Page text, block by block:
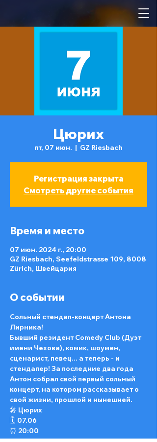
Цюрих
пт, 07 июн.
  |
GZ Riesbach
Регистрация закрыта
Смотреть другие события
Время и место
07 июн. 2024 г., 20:00
GZ Riesbach, Seefeldstrasse 109, 8008
Zürich, Швейцария
О событии
Сольный стендап-концерт Антона
Лирника!
Бывший резидент Comedy Club (Дуэт
имени Чехова), комик, шоумен,
сценарист, певец... а теперь - и
стендапер! За последние два года
Антон собрал свой первый сольный
концерт, на котором рассказывает о
свой жизни, прошлой и нынешней.
🎤 Цюрих
🗓️ 07.06
⏰ 20:00